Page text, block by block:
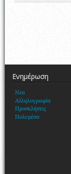
Ενημέρωση
Νεα
Αλληλογραφία
Προσκλήσεις
Πολυμέσα